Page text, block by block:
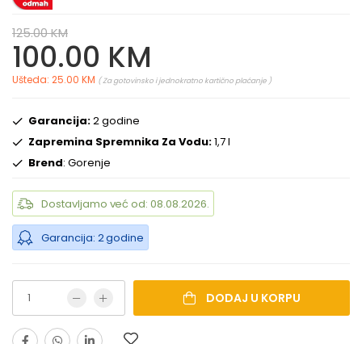
125.00 KM
100.00 KM
Ušteda: 25.00 KM ( Za gotovinsko i jednokratno kartično plaćanje )
Garancija:2 godine
Zapremina Spremnika Za Vodu:1,7 l
Brend: Gorenje
Dostavljamo već od: 08.08.2026.
Garancija: 2 godine
DODAJ U KORPU